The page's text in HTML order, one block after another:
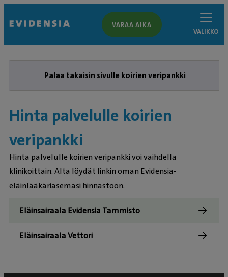
VARAA AIKA
VALIKKO
Palaa takaisin sivulle koirien veripankki
Hinta palvelulle koirien
veripankki
Hinta palvelulle koirien veripankki voi vaihdella
klinikoittain. Alta löydät linkin oman Evidensia-
eläinlääkäriasemasi hinnastoon.
Eläinsairaala Evidensia Tammisto
Eläinsairaala Vettori